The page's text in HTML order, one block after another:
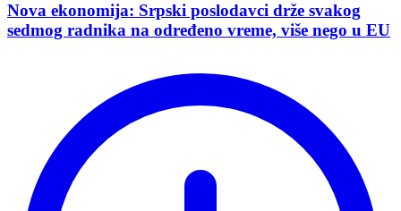
Nova ekonomija: Srpski poslodavci drže svakog
sedmog radnika na određeno vreme, više nego u EU